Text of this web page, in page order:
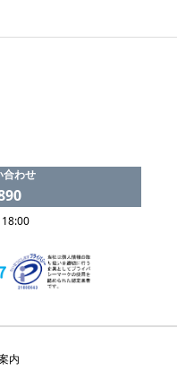
合わせ
内